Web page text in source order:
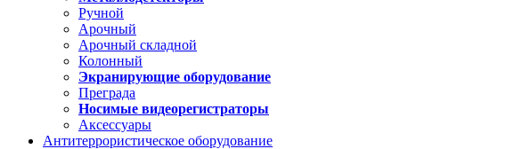
Ручной
Арочный
Арочный складной
Колонный
Экранирующие оборудование
Преграда
Носимые видеорегистраторы
Аксессуары
Антитеррористическое оборудование